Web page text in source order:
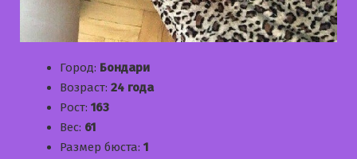
Город: Бондари
Возраст: 24 года
Рост: 163
Вес: 61
Размер бюста: 1